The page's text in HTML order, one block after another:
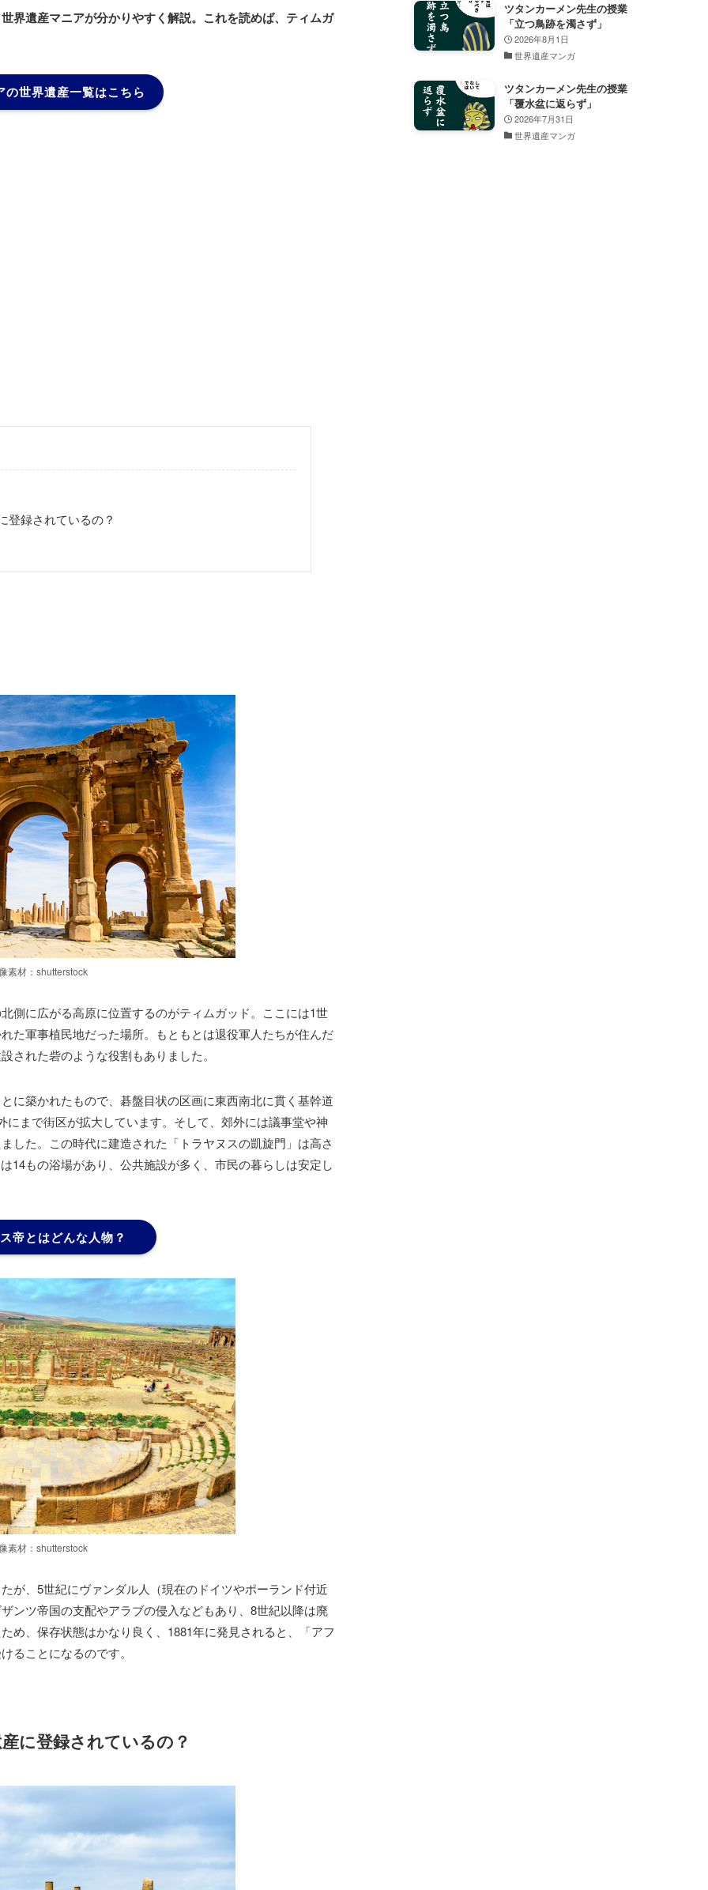
界遺産マニアが分かりやすく解説。これを読めば、ティムガ
の世界遺産一覧はこちら
登録されているの？
素材：shutterstock
側に広がる高原に位置するのがティムガッド。ここには1世
た軍事植民地だった場所。もともとは退役軍人たちが住んだ
された砦のような役割もありました。
に築かれたもので、碁盤目状の区画に東西南北に貫く基幹道
まで街区が拡大しています。そして、郊外には議事堂や神
した。この時代に建造された「トラヤヌスの凱旋門」は高さ
14もの浴場があり、公共施設が多く、市民の暮らしは安定し
帝とはどんな人物？
素材：shutterstock
が、5世紀にヴァンダル人（現在のドイツやポーランド付近
ンツ帝国の支配やアラブの侵入などもあり、8世紀以降は廃
め、保存状態はかなり良く、1881年に発見されると、「アフ
ることになるのです。
に登録されているの？
ツタンカーメン先生の授業
「立つ鳥跡を濁さず」
2026年8月1日
世界遺産マンガ
ツタンカーメン先生の授業
「覆水盆に返らず」
2026年7月31日
世界遺産マンガ